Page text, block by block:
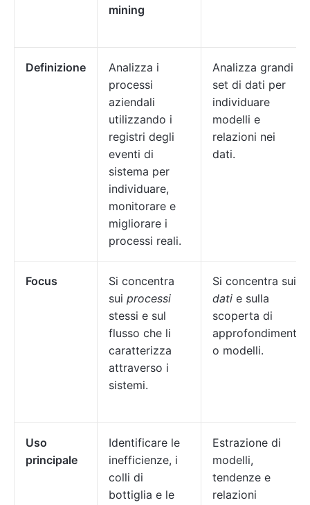
mining
Definizione
Analizza i
processi
aziendali
utilizzando i
registri degli
eventi di
sistema per
individuare,
monitorare e
migliorare i
processi reali.
Analizza grandi
set di dati per
individuare
modelli e
relazioni nei
dati.
Focus
Si concentra
sui processi
stessi e sul
flusso che li
caratterizza
attraverso i
sistemi.
Si concentra sui
dati e sulla
scoperta di
approfondimenti
o modelli.
Uso
principale
Identificare le
inefficienze, i
colli di
bottiglia e le
Estrazione di
modelli,
tendenze e
relazioni